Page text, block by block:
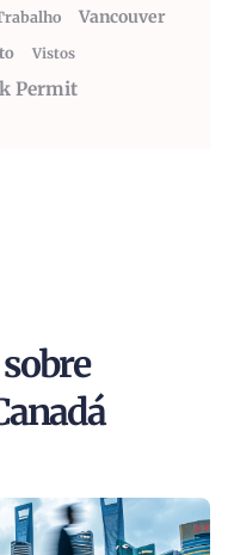
Vancouver
Vistos
Permit